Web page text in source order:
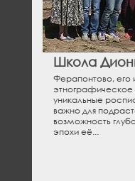
Школа
Ферапонтово, его
этнографическое
уникальные
важно для
возможность
эпохи её...